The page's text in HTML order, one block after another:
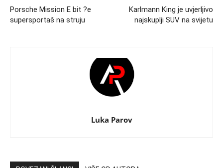
Porsche Mission E bit ?e
supersportaš na struju
Karlmann King je uvjerljivo
najskuplji SUV na svijetu
Luka Parov